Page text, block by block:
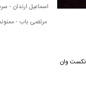
نکست وان
اسماعیل ارندان -
مرتضی باب -